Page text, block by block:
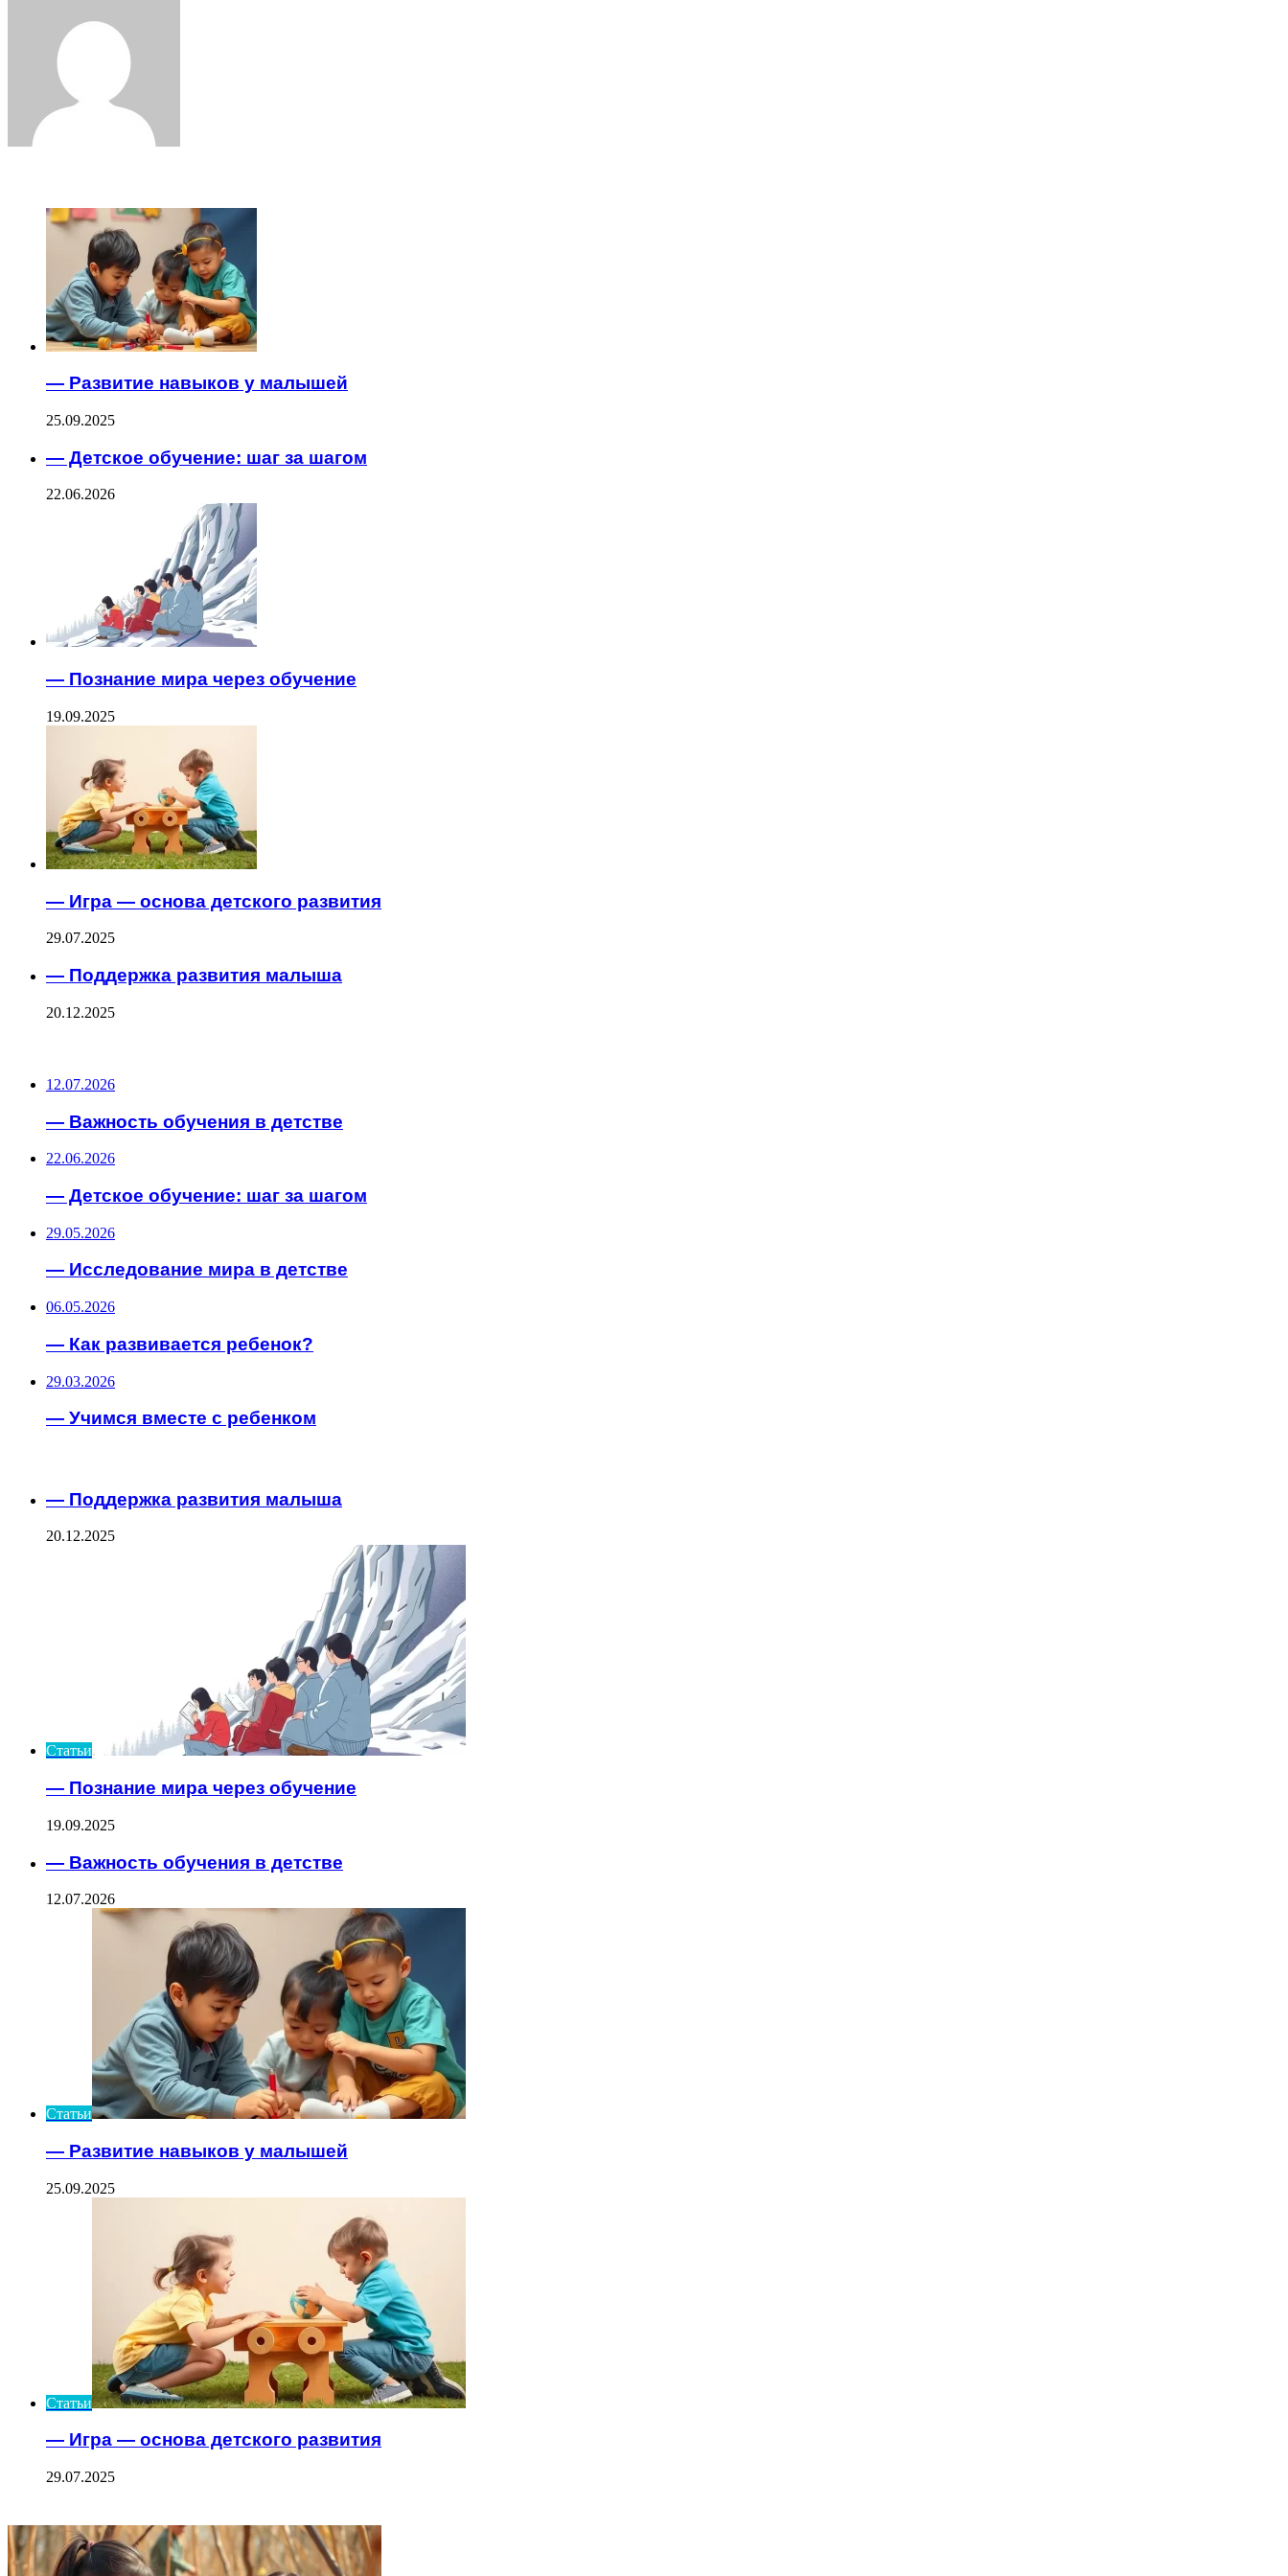
— Развитие навыков у малышей
25.09.2025
— Детское обучение: шаг за шагом
22.06.2026
— Познание мира через обучение
19.09.2025
— Игра — основа детского развития
29.07.2025
— Поддержка развития малыша
20.12.2025
12.07.2026
— Важность обучения в детстве
22.06.2026
— Детское обучение: шаг за шагом
29.05.2026
— Исследование мира в детстве
06.05.2026
— Как развивается ребенок?
29.03.2026
— Учимся вместе с ребенком
— Поддержка развития малыша
20.12.2025
Статьи
— Познание мира через обучение
19.09.2025
— Важность обучения в детстве
12.07.2026
Статьи
— Развитие навыков у малышей
25.09.2025
Статьи
— Игра — основа детского развития
29.07.2025